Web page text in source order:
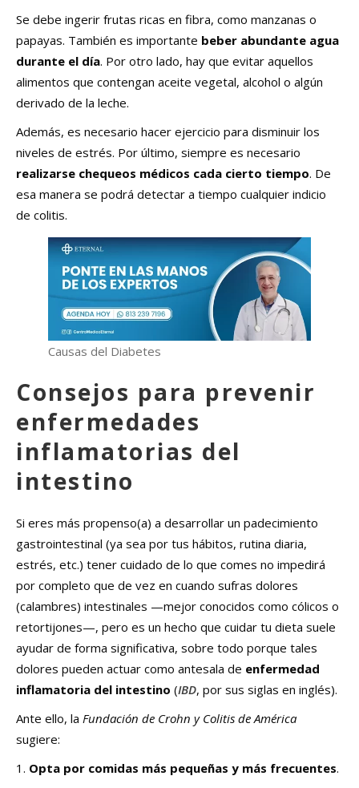
Se debe ingerir frutas ricas en fibra, como manzanas o
papayas. También es importante beber abundante agua
durante el día. Por otro lado, hay que evitar aquellos
alimentos que contengan aceite vegetal, alcohol o algún
derivado de la leche.
Además, es necesario hacer ejercicio para disminuir los
niveles de estrés. Por último, siempre es necesario
realizarse chequeos médicos cada cierto tiempo. De
esa manera se podrá detectar a tiempo cualquier indicio
de colitis.
Causas del Diabetes
Consejos para prevenir
enfermedades
inflamatorias del
intestino
Si eres más propenso(a) a desarrollar un padecimiento
gastrointestinal (ya sea por tus hábitos, rutina diaria,
estrés, etc.) tener cuidado de lo que comes no impedirá
por completo que de vez en cuando sufras dolores
(calambres) intestinales —mejor conocidos como cólicos o
retortijones—, pero es un hecho que cuidar tu dieta suele
ayudar de forma significativa, sobre todo porque tales
dolores pueden actuar como antesala de enfermedad
inflamatoria del intestino (IBD, por sus siglas en inglés).
Ante ello, la Fundación de Crohn y Colitis de América
sugiere:
1. Opta por comidas más pequeñas y más frecuentes.